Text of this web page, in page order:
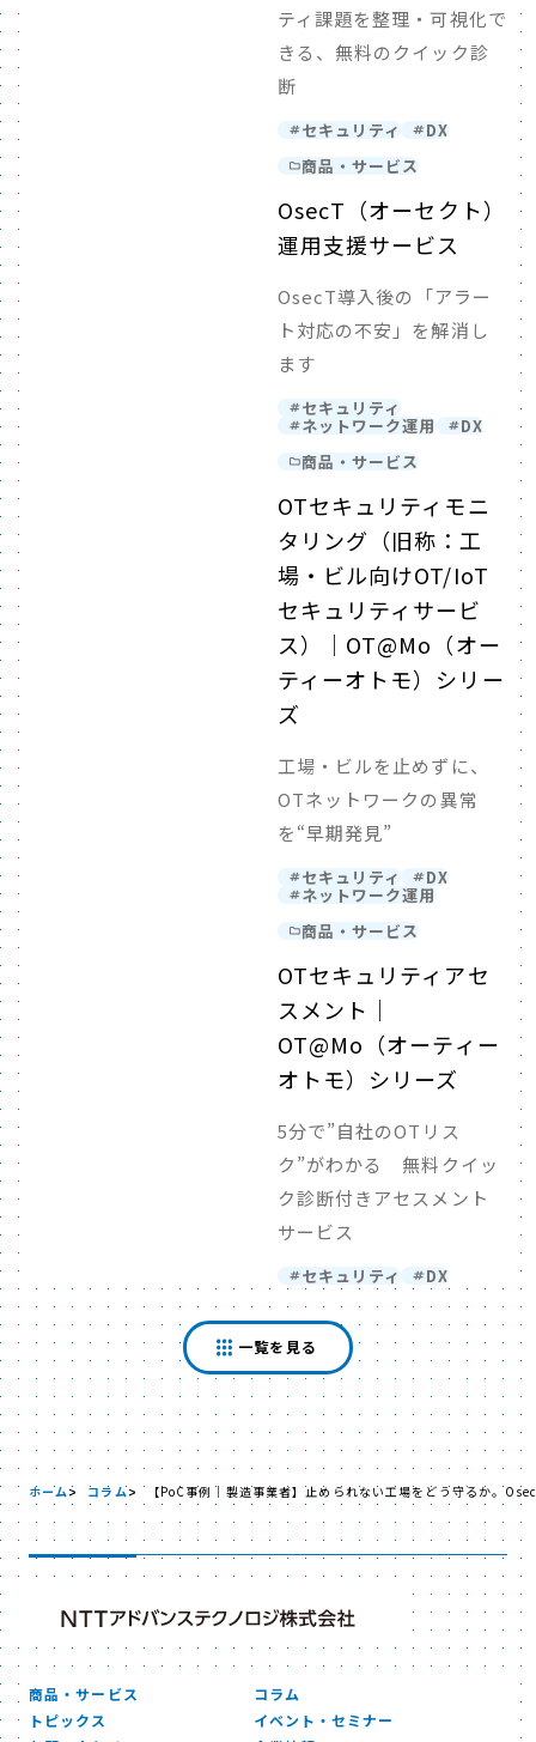
ティ課題を整理・可視化で
きる、無料のクイック診
断
セキュリティ
DX
商品・サービス
OsecT（オーセクト）
運用支援サービス
OsecT導入後の「アラー
ト対応の不安」を解消し
ます
セキュリティ
ネットワーク運用
DX
商品・サービス
OTセキュリティモニ
タリング（旧称：工
場・ビル向けOT/IoT
セキュリティサービ
ス）｜OT@Mo（オー
ティーオトモ）シリー
ズ
工場・ビルを止めずに、
OTネットワークの異常
を“早期発見”
セキュリティ DX
ネットワーク運用
商品・サービス
OTセキュリティアセ
スメント｜
OT@Mo（オーティー
オトモ）シリーズ
5分で”自社のOTリス
ク”がわかる 無料クイッ
ク診断付きアセスメント
サービス
セキュリティ DX
一覧を見る
ホーム コラム 【PoC事例｜製造事業者】止められない工場をどう守るか。
商品・サービス
コラム
トピックス
イベント・セミナー